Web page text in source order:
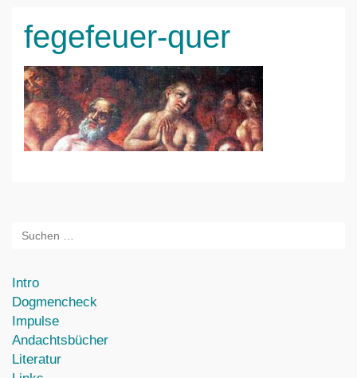
fegefeuer-quer
Intro
Dogmencheck
Impulse
Andachtsbücher
Literatur